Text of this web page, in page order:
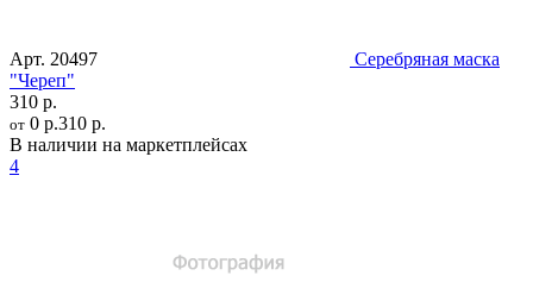
Арт. 20497
Серебряная маска
"Череп"
310 р.
от 0 р.310 р.
В наличии на маркетплейсах
4